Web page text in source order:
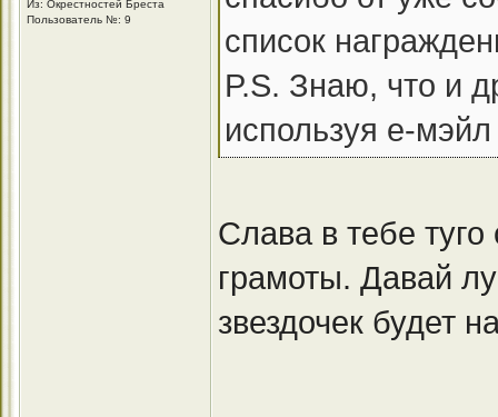
Из: Окрестностей Бреста
Пользователь №: 9
список
P.S. Знаю, что и
используя е-
Слава в тебе
грамоты. Давай
звездочек будет